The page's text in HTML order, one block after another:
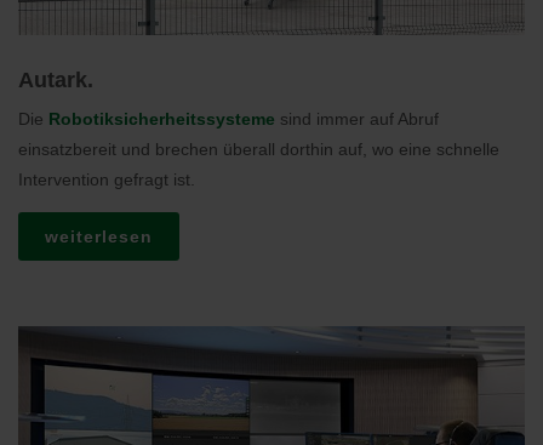
Autark.
Die Robotiksicherheitssysteme sind immer auf Abruf
einsatzbereit und brechen überall dorthin auf, wo eine schnelle
Intervention gefragt ist.
weiterlesen